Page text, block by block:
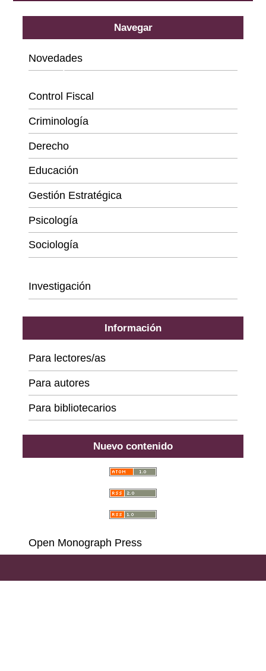
Navegar
Novedades
Categorías
Control Fiscal
Criminología
Derecho
Educación
Gestión Estratégica
Psicología
Sociología
Investigación
Información
Para lectores/as
Para autores
Para bibliotecarios
Nuevo contenido
Open Monograph Press